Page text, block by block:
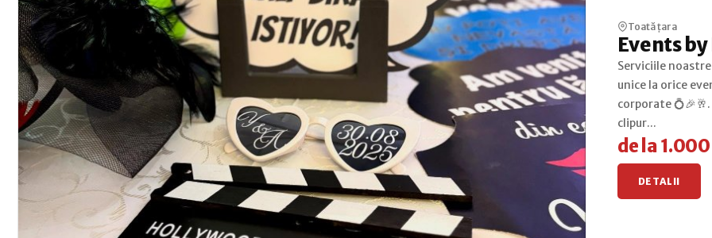
Toată țara
Events by
Serviciile
unice la orice
corporate
clipur...
de la 1.000
DETALII